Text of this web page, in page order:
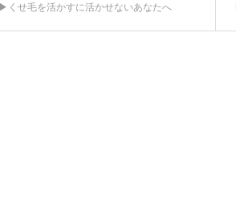
▶︎くせ毛を活かすに活かせないあなたへ